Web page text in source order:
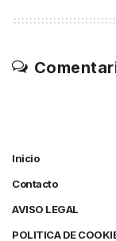
Inicio
Contacto
AVISO LEGAL
POLITICA DE